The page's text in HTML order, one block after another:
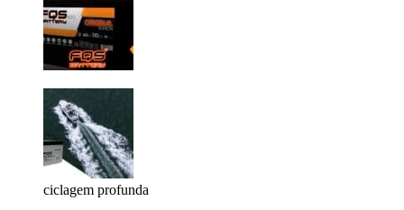
ciclagem profunda